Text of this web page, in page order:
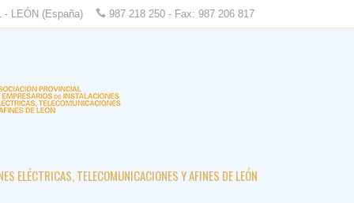
- LEÓN (España) 987 218 250 - Fax: 987 206 817
ELÉCTRICAS, TELECOMUNICACIONES Y AFINES DE LEÓN